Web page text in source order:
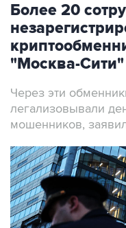
Более 20
"Москва-Сити"
Через эти
легализовывали
мошенников,